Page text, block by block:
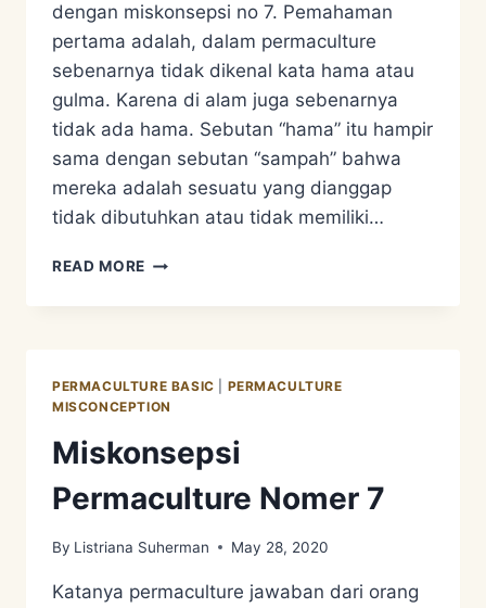
dengan miskonsepsi no 7. Pemahaman
pertama adalah, dalam permaculture
sebenarnya tidak dikenal kata hama atau
gulma. Karena di alam juga sebenarnya
tidak ada hama. Sebutan “hama” itu hampir
sama dengan sebutan “sampah” bahwa
mereka adalah sesuatu yang dianggap
tidak dibutuhkan atau tidak memiliki…
READ MORE MISKONSEPSI
NOMER
PERMACULTURE BASIC
PERMACULTURE
MISCONCEPTION
Miskonsepsi
Permaculture Nomer 7
By Listriana Suherman May 28, 2020
Katanya permaculture jawaban dari orang